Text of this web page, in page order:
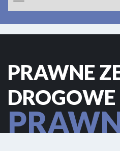
PRAWNE
DROGOWE